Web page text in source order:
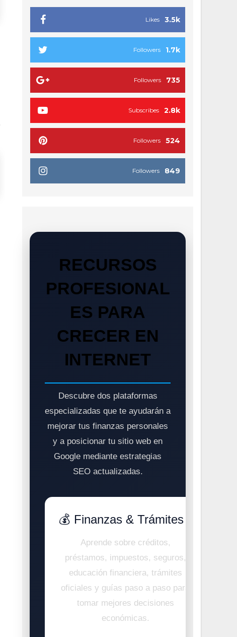
3.5k
Likes
1.7k
Followers
735
Followers
2.8k
Subscribes
524
Followers
849
Followers
RECURSOS
PROFESIONAL
ES PARA
CRECER EN
INTERNET
Descubre dos plataformas
especializadas que te ayudarán a
mejorar tus finanzas personales
y a posicionar tu sitio web en
Google mediante estrategias
SEO actualizadas.
💰 Finanzas & Trámites
Aprende sobre créditos,
préstamos, impuestos, seguros,
educación financiera, trámites
oficiales y guías paso a paso para
tomar mejores decisiones
económicas.